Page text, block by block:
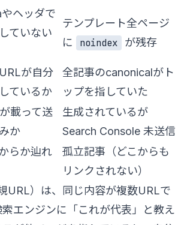
ヘッダで
ていない
テンプレート全ページ
に
noindex が残存
が自分
ているか
全記事のcanonicalがト
ップを指していた
載って送
か
生成されているが
Search Console 未送信
らか辿れ
孤立記事（どこからも
リンクされない）
URL）は、同じ内容が複数URLで
索エンジンに「これが代表」と教え